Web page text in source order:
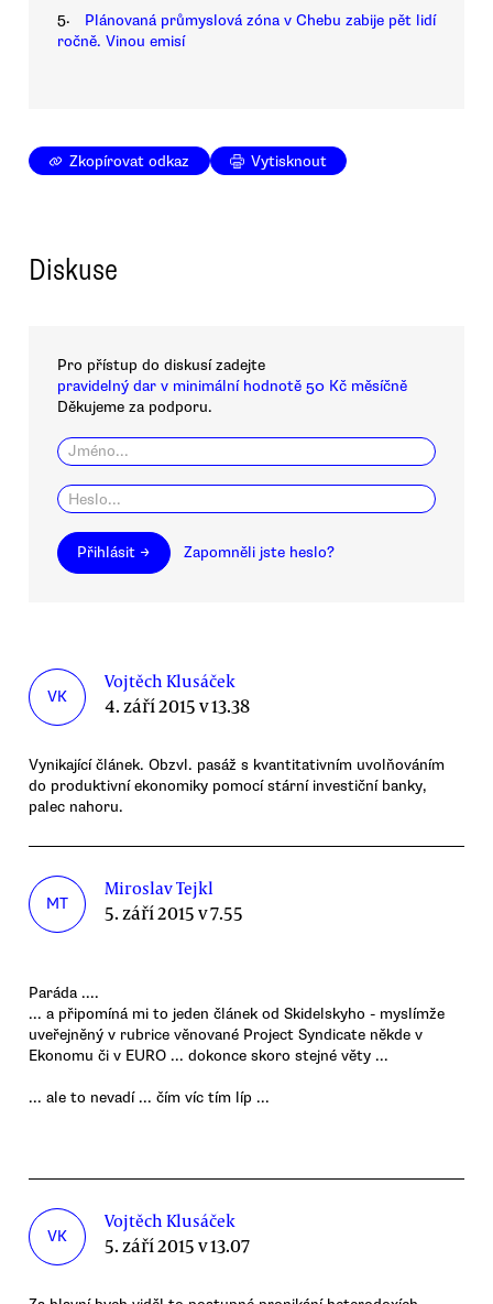
5.
Plánovaná průmyslová zóna v Chebu zabije pět lidí
ročně. Vinou emisí
Zkopírovat odkaz Vytisknout
Diskuse
Pro přístup do diskusí zadejte
pravidelný dar v minimální hodnotě 50 Kč měsíčně
Děkujeme za podporu.
Přihlásit → Zapomněli jste heslo?
VK
Vojtěch Klusáček
4. září 2015 v 13.38
Vynikající článek. Obzvl. pasáž s kvantitativním uvolňováním
do produktivní ekonomiky pomocí stární investiční banky,
palec nahoru.
MT
Miroslav Tejkl
5. září 2015 v 7.55
Paráda ....
... a připomíná mi to jeden článek od Skidelskyho - myslímže
uveřejněný v rubrice věnované Project Syndicate někde v
Ekonomu či v EURO ... dokonce skoro stejné věty ...
... ale to nevadí ... čím víc tím líp ...
VK
Vojtěch Klusáček
5. září 2015 v 13.07